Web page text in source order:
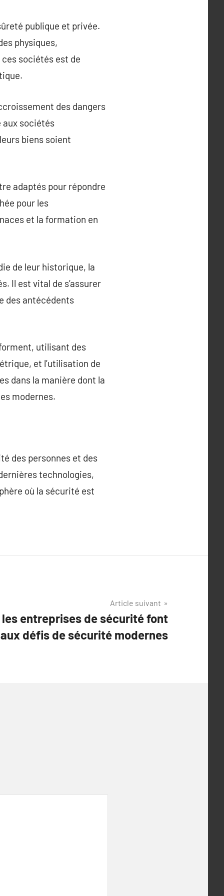
publique et privée.
physiques,
ces sociétés est de
des dangers
aux sociétés
biens soient
adaptés pour répondre
pour les
et la formation en
de leur historique, la
Il est vital de s’assurer
des antécédents
utilisant des
et l’utilisation de
dans la manière dont la
modernes.
des personnes et des
technologies,
où la sécurité est
Article suivant
entreprises de sécurité font
défis de sécurité modernes